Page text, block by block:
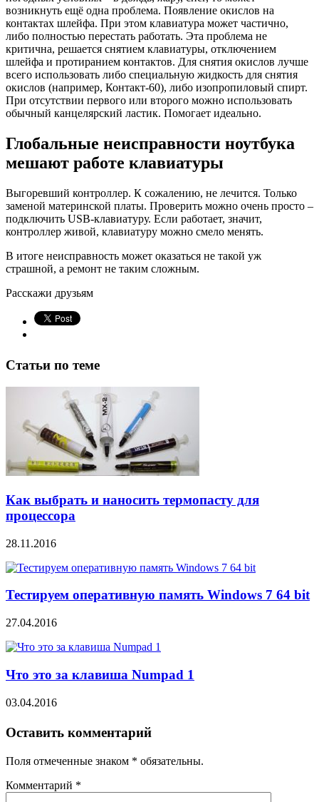
возникнуть ещё одна проблема. Появление окислов на
контактах шлейфа. При этом клавиатура может частично,
либо полностью перестать работать. Эта проблема не
критична, решается снятием клавиатуры, отключением
шлейфа и протиранием контактов. Для снятия окислов лучше
всего использовать либо специальную жидкость для снятия
окислов (например, Контакт-60), либо изопропиловый спирт.
При отсутствии первого или второго можно использовать
обычный канцелярский ластик. Помогает идеально.
Глобальные неисправности ноутбука
мешают работе клавиатуры
Выгоревший контроллер. К сожалению, не лечится. Только
заменой материнской платы. Проверить можно очень просто –
подключить USB-клавиатуру. Если работает, значит,
контроллер живой, клавиатуру можно смело менять.
В итоге неисправность может оказаться не такой уж
страшной, а ремонт не таким сложным.
Расскажи друзьям
Статьи по теме
Как выбрать и наносить термопасту для
процессора
28.11.2016
Тестируем оперативную память Windows 7 64 bit
27.04.2016
Что это за клавиша Numpad 1
03.04.2016
Оставить комментарий
Поля отмеченные знаком * обязательны.
Комментарий *